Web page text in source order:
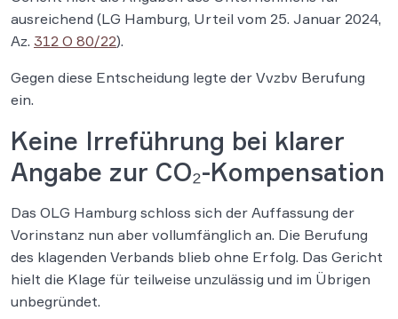
ausreichend (LG Hamburg, Urteil vom 25. Januar 2024,
Az. 312 O 80/22).
Gegen diese Entscheidung legte der Vvzbv Berufung
ein.
Keine Irreführung bei klarer
Angabe zur CO₂-Kompensation
Das OLG Hamburg schloss sich der Auffassung der
Vorinstanz nun aber vollumfänglich an. Die Berufung
des klagenden Verbands blieb ohne Erfolg. Das Gericht
hielt die Klage für teilweise unzulässig und im Übrigen
unbegründet.